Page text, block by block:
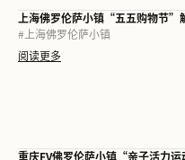
# 上海佛罗伦萨小镇
阅读更多